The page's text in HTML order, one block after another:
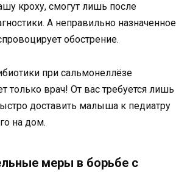
кроху, смогут лишь после
А неправильно назначенное
обострение.
при сальмонеллёзе
только врач! От вас требуется лишь
доставить малыша к педиатру
на дом.
меры в борьбе с